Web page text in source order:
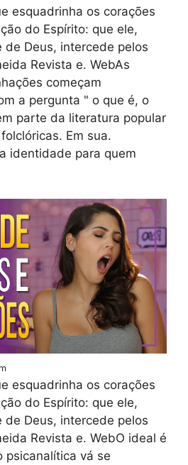
esquadrinha os corações
do Espírito: que ele,
de Deus, intercede pelos
Revista e. WebAs
começam
a pergunta " o que é, o
parte da literatura popular
Em sua.
identidade para quem
esquadrinha os corações
do Espírito: que ele,
de Deus, intercede pelos
Revista e. WebO ideal é
psicanalítica vá se